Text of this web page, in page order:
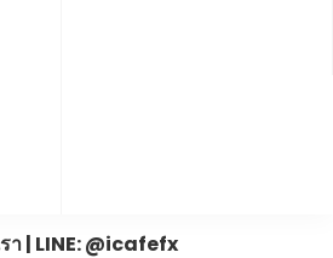
า | LINE: @icafefx